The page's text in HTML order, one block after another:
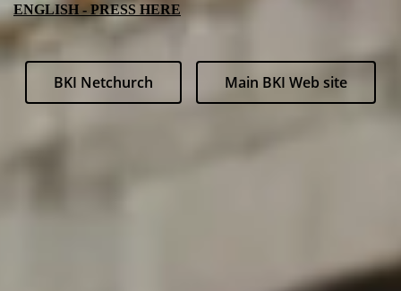
ENGLISH - PRESS HERE
BKI Netchurch Main BKI Web site